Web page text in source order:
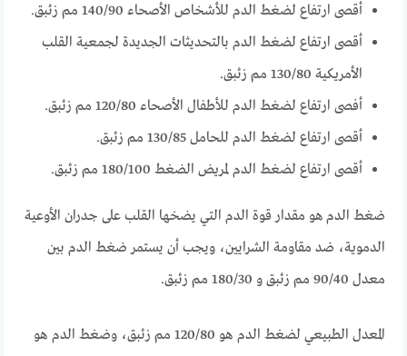
أقصى ارتفاع لضغط الدم للأشخاص الأصحاء 140/90 مم زئبق.
أقصى ارتفاع لضغط الدم بالتحديثات الجديدة لجمعية القلب
الأمريكية 130/80 مم زئبق.
أفصى ارتفاع لضغط الدم للأطفال الأصحاء 120/80 مم زئبق.
أقصى ارتفاع لضغط الدم للحامل 130/85 مم زئبق.
أقصى ارتفاع لضغط الدم لمريض الضغط 180/100 مم زئبق.
ضغط الدم هو مقدار قوة الدم التي يضخها القلب على جدران الأوعية
الدموية، ضد مقاومة الشرايين، ويجب أن يستمر ضغط الدم بين
معدل 90/40 مم زئبق و 180/30 مم زئبق.
المعدل الطبيعي لضغط الدم هو 120/80 مم زئبق، و
ضغط الدم هو